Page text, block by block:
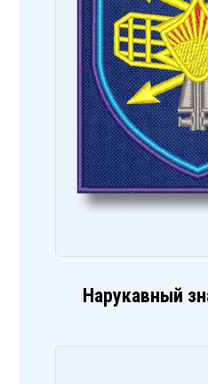
Нарукавный